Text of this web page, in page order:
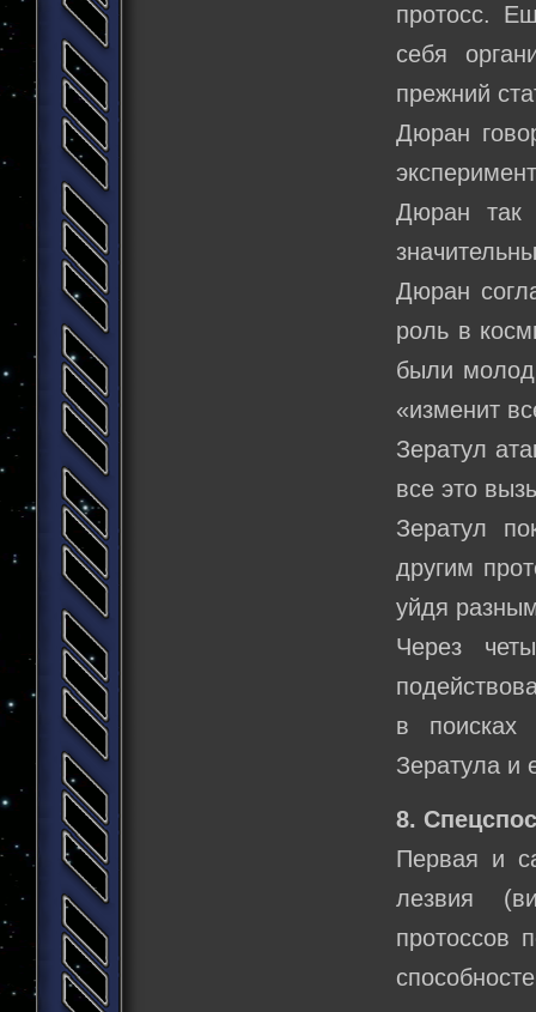
протосс.
себя
прежний
Дюран
Дюран так
Дюран
роль в
были
«изменит
Зератул
все это
Зератул
другим
уйдя
Через
в поисках
Зератула и
8.
Первая и
лезвия
протоссов